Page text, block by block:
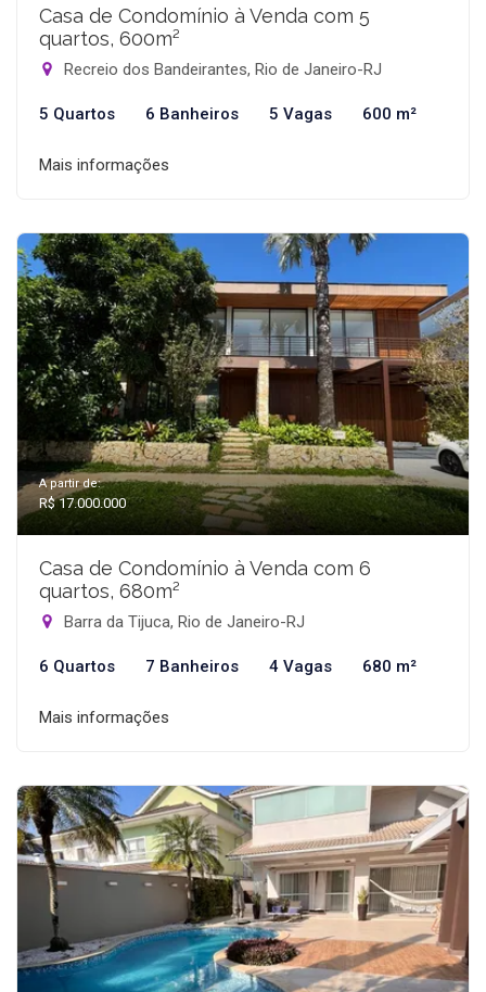
Casa de Condomínio à Venda com 5
quartos, 600m²
Recreio dos Bandeirantes, Rio de Janeiro-RJ
5 Quartos 6 Banheiros 5 Vagas 600 m²
Mais informações
A partir de:
R$ 17.000.000
Casa de Condomínio à Venda com 6
quartos, 680m²
Barra da Tijuca, Rio de Janeiro-RJ
6 Quartos 7 Banheiros 4 Vagas 680 m²
Mais informações